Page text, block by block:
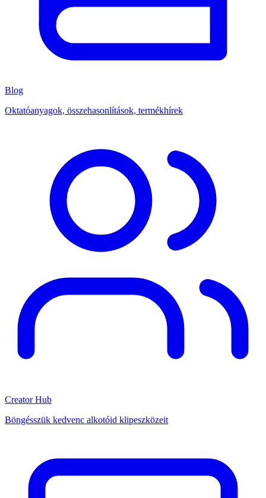
Blog
Oktatóanyagok, összehasonlítások, termékhírek
Creator Hub
Böngésszük kedvenc alkotóid klipeszközeit